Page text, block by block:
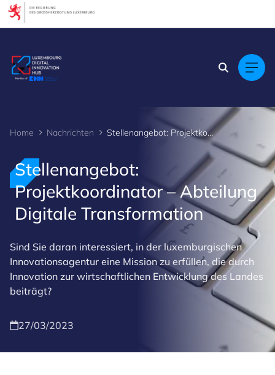
Home Nachrichten Stellenangebot: Projektkoordinator – Abteilung Digitale Transformation
Stellenangebot:
Projektkoordinator – Abteilung
Digitale Transformation
Sind Sie daran interessiert, in der luxemburgischen
Innovationsagentur eine Mission zu erfüllen, die durch
Innovation zur wirtschaftlichen Entwicklung des Landes
beiträgt?
27/03/2023
Cookies management panel